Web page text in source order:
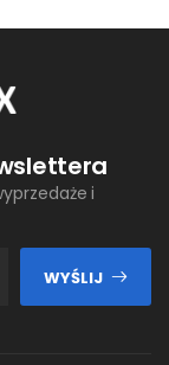
i
WYŚLIJ